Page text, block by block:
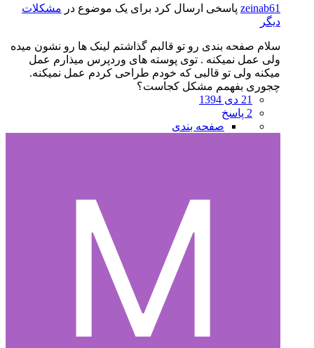
zeinab61 پاسخی ارسال کرد برای یک موضوع در مشکلات
دیگر
سلام صفحه بندی رو تو قالبم گذاشتم لینک ها رو نشون میده
ولی عمل نمیکنه . توی پوسته های وردپرس میذارم عمل
میکنه ولی تو قالبی که خودم طراحی کردم عمل نمیکنه.
چجوری بفهمم مشکل کجاست؟
21 دی 1394
2 پاسخ
صفحه بندی